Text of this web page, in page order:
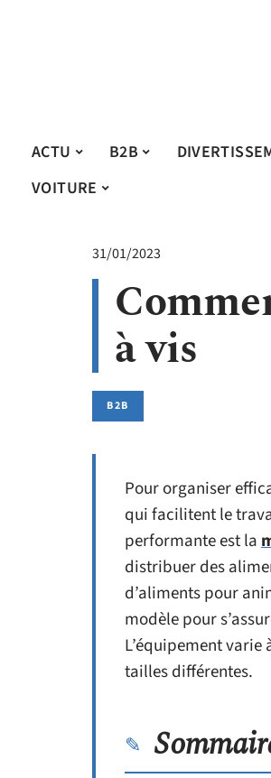
ACTU B2B
VOITURE
31/01/2023
à vis
B2B
Pour organiser
qui facilitent le
performante est la
distribuer des
d’aliments pour
modèle pour
L’équipement
tailles différentes.